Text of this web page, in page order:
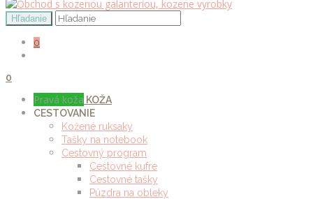
0
0
Pravá koža KOŽA
CESTOVANIE
Kožené ruksaky
Tašky na notebook
Cestovný program
Cestovné kufre
Cestovné tašky
Púzdra na obleky